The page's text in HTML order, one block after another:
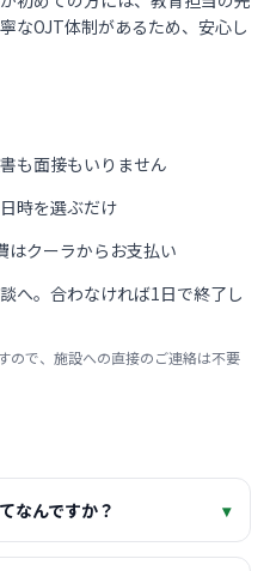
なOJT体制があるため、安心し
も面接もいりません
時を選ぶだけ
はクーラからお支払い
へ。合わなければ1日で終了し
ので、施設への直接のご連絡は不要
なんですか？ ▾